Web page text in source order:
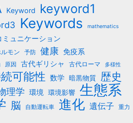
Keyword keyword1
Keywords mathematics
ミュニケーション
ルモン 予防 健康 免疫系
原因 古代ギリシャ 古代ローマ 多様性
可能性 数学 暗黒物質 歴史
理学 環境 環境影響 生態系
脳 自動運転車 進化 遺伝子 重力